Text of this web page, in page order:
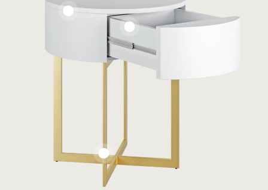
Base em Aço
Carbono
Corrediças
Telescópicas
Laqueada